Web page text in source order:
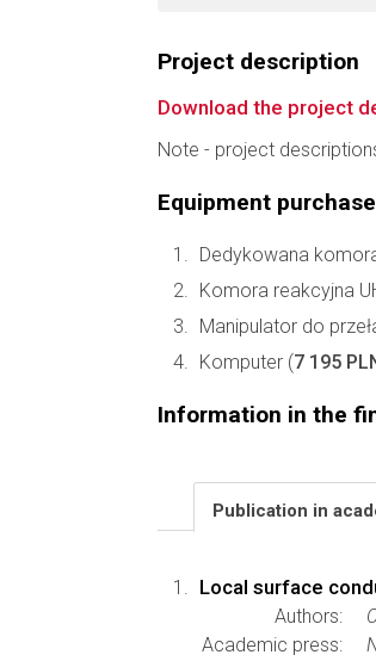
Project description
Download the project
Note - project
Equipment
Dedykowana
Komora reakcyjna
Manipulator do
Komputer (7 195
Information in the
Publication in
Local surface
Authors:
Academic press: